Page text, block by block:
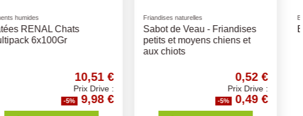
Peluches
Peluche Chien Poulpe
Rouge 56cm
10,51 €
Prix Drive :
-5% 9,98 €
FOIN
Foin - Différents Volumes
8,58 €
Prix Drive :
-5% 8,15 €